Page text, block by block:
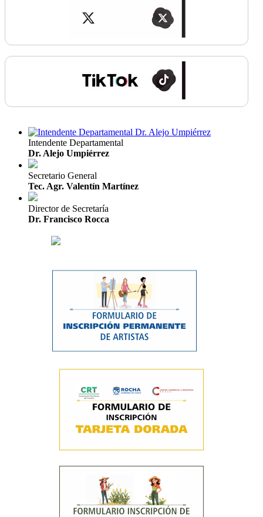
Intendente Departamental
Dr. Alejo Umpiérrez
Secretario General
Tec. Agr. Valentín Martínez
Director de Secretaría
Dr. Francisco Rocca